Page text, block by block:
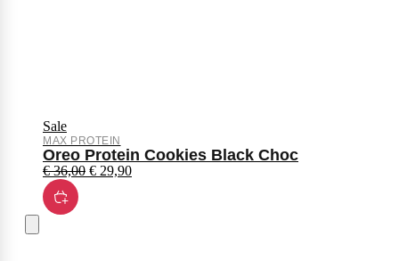
Sale
MAX PROTEIN
Oreo Protein Cookies Black Choc
€36,00 € 29,90